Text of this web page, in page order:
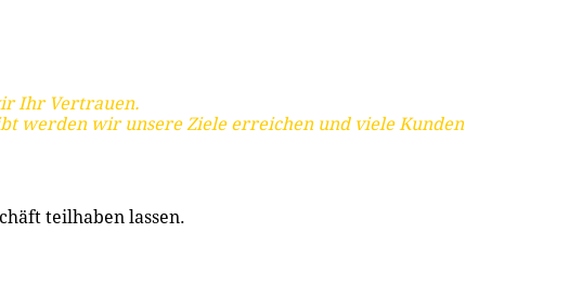
Ihr Vertrauen.
werden wir unsere Ziele erreichen und viele Kunden
teilhaben lassen.